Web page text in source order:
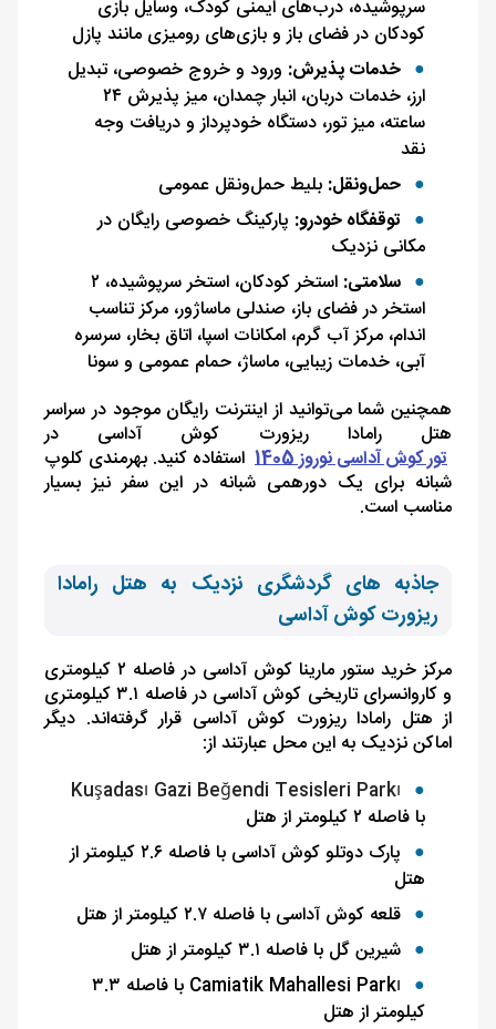
سرپوشیده، درب‌های ایمنی کودک، وسایل بازی
کودکان در فضای باز و بازی‌های رومیزی مانند پازل
خدمات پذیرش: ورود و خروج خصوصی، تبدیل
ارز، خدمات دربان، انبار چمدان، میز پذیرش ۲۴
ساعته، میز تور، دستگاه خود‌پرداز و دریافت وجه
نقد
حمل‌و‌نقل: بلیط حمل‌و‌نقل عمومی
توقفگاه خودرو: پارکینگ خصوصی رایگان در
مکانی نزدیک
سلامتی:
استخر کودکان، استخر سرپوشیده، ۲
استخر در فضای باز، صندلی ماساژور، مرکز تناسب
‌اندام، مرکز آب ‌گرم، امکانات اسپا، اتاق بخار، سرسره
آبی، خدمات زیبایی، ماساژ، حمام عمومی و سونا
همچنین شما می‌توانید از اینترنت رایگان موجود در سراسر
هتل رامادا ریزورت کوش آداسی در
تور کوش آداسی نوروز 1405
استفاده کنید. بهرمندی کلوپ
شبانه برای یک دورهمی شبانه در این سفر نیز بسیار
مناسب است.
جاذبه های گردشگری نزدیک به هتل رامادا
ریزورت کوش آداسی
مرکز خرید ستور مارینا کوش آداسی در فاصله ۲ کیلومتری
و کاروانسرای تاریخی کوش آداسی در فاصله ۳.۱ کیلومتری
از هتل رامادا ریزورت کوش آداسی قرار گرفته‌اند. دیگر
اماکن نزدیک به این محل عبارتند از:
Kuşadası Gazi Beğendi Tesisleri Parkı
با فاصله ۲ کیلومتر از هتل
پارک دوتلو کوش آداسی با فاصله
۲.۶ کیلومتر از
هتل
قلعه کوش آداسی با فاصله ۲.۷ کیلومتر از هتل
شیرین گل با فاصله ۳.۱ کیلومتر از هتل
Camiatik Mahallesi Parkı
با فاصله ۳.۳
کیلومتر از هتل